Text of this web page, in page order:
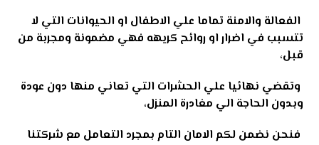
الفعالة والامنة تماما علي الاطفال او الحيوانات التي لا
تتسبب في اضرار او روائح كريهه فهي مضمونة ومجربة من
قبل،
وتقضي نهائيا علي الحشرات التي تعاني منها دون عودة
وبدون الحاجة الي مغادرة المنزل،
فنحن نضمن لكم الامان التام بمجرد التعامل مع شركتنا